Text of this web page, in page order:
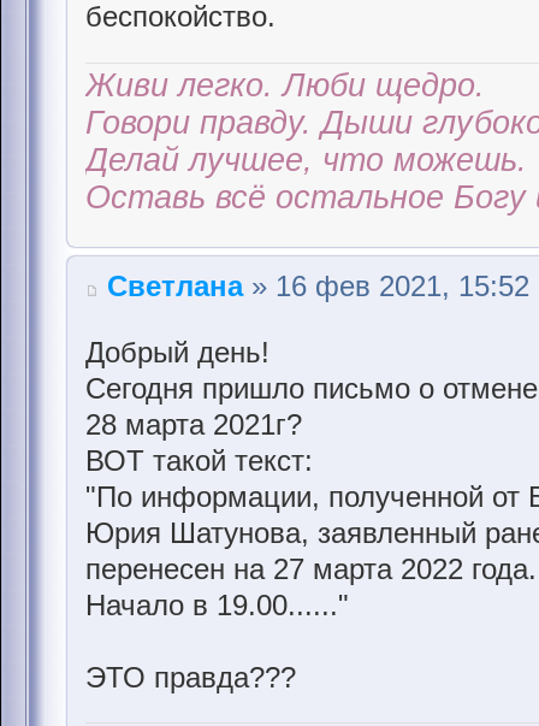
беспокойство.
Живи легко. Люби щедро.
Говори правду. Дыши
Делай лучшее, что можешь.
Оставь всё остальное Богу
Светлана» 16 фев 2021, 15:52
Добрый день!
Сегодня пришло письмо о
28 марта 2021г?
ВОТ такой текст:
"По информации, полученной от
Юрия Шатунова, заявленный
перенесен на 27 марта 2022 года.
Начало в 19.00......"
ЭТО правда???